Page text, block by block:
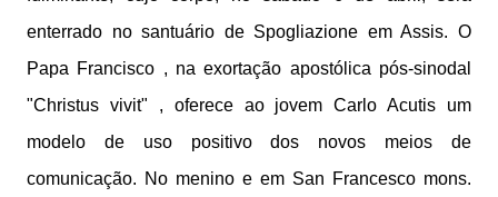
enterrado no santuário de Spogliazione em Assis. O
Papa Francisco , na exortação apostólica pós-sinodal
"Christus vivit" , oferece ao jovem Carlo Acutis um
modelo de uso positivo dos novos meios de
comunicação. No menino e em San Francesco mons.